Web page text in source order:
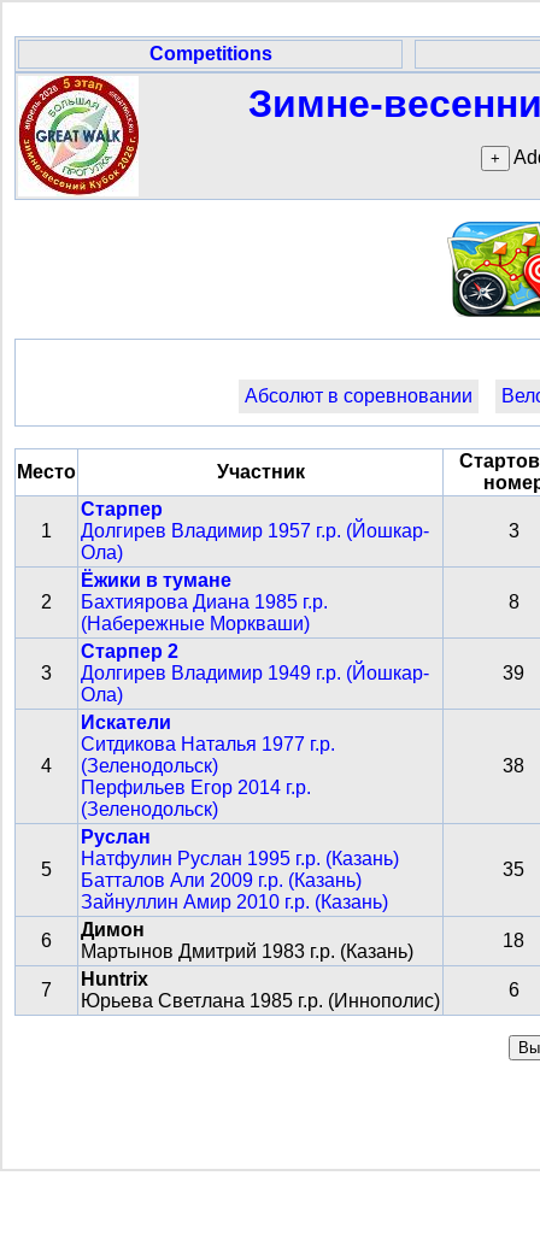
Competitions
Зимне-
Абсолют в соревновании
Место Участник
1
Старпер
Долгирев Владимир 1957 г.р. (Йошкар-
Ола)
3
2
Ёжики в тумане
Бахтиярова Диана 1985 г.р.
(Набережные Моркваши)
8
3
Старпер 2
Долгирев Владимир 1949 г.р. (Йошкар-
Ола)
39
4
Искатели
Ситдикова Наталья 1977 г.р.
(Зеленодольск)
Перфильев Егор 2014 г.р.
(Зеленодольск)
38
5
Руслан
Натфулин Руслан 1995 г.р. (Казань)
Батталов Али 2009 г.р. (Казань)
Зайнуллин Амир 2010 г.р. (Казань)
35
6
Димон
Мартынов Дмитрий 1983 г.р. (Казань)
18
7
Huntrix
Юрьева Светлана 1985 г.р. (Иннополис)
6